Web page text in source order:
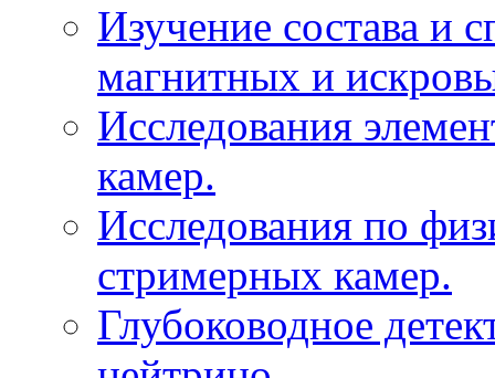
Изучение состава и
магнитных и
Исследования
камер.
Исследования по
стримерных камер.
Глубоководное